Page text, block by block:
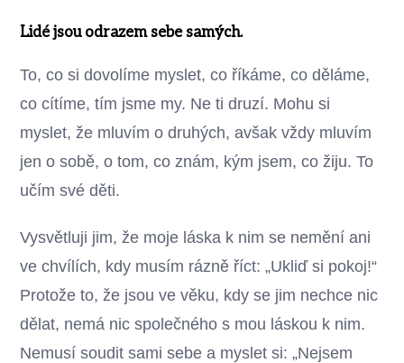
Lidé jsou odrazem sebe samých.
To, co si dovolíme myslet, co říkáme, co děláme,
co cítíme, tím jsme my. Ne ti druzí. Mohu si
myslet, že mluvím o druhých, avšak vždy mluvím
jen o sobě, o tom, co znám, kým jsem, co žiju. To
učím své děti.
Vysvětluji jim, že moje láska k nim se nemění ani
ve chvílích, kdy musím rázně říct: „Ukliď si pokoj!“
Protože to, že jsou ve věku, kdy se jim nechce nic
dělat, nemá nic společného s mou láskou k nim.
Nemusí soudit sami sebe a myslet si: „Nejsem